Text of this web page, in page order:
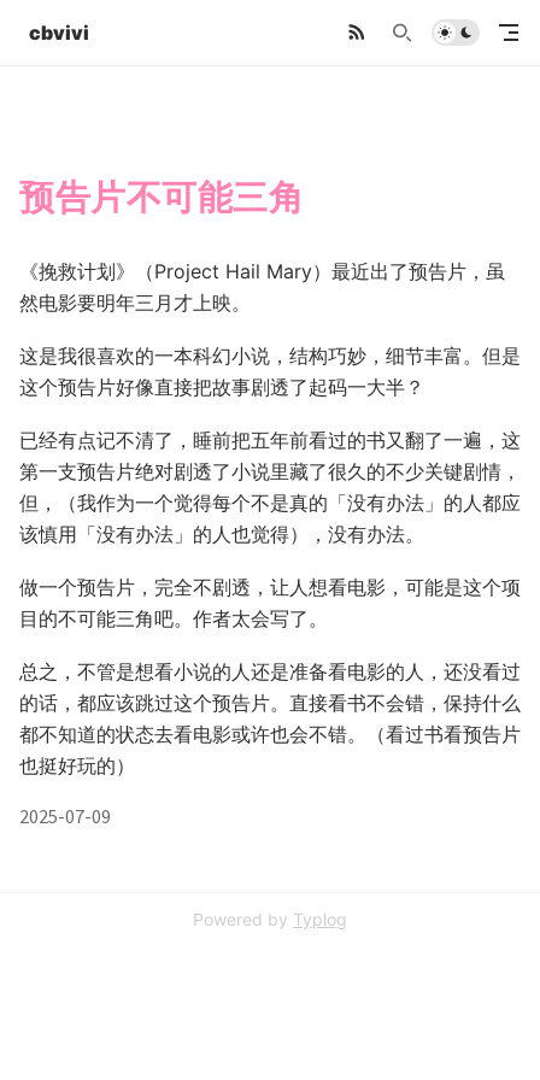
cbvivi
预告片不可能三角
《挽救计划》（Project Hail Mary）最近出了预告片，虽
然电影要明年三月才上映。
这是我很喜欢的一本科幻小说，结构巧妙，细节丰富。但是
这个预告片好像直接把故事剧透了起码一大半？
已经有点记不清了，睡前把五年前看过的书又翻了一遍，这
第一支预告片绝对剧透了小说里藏了很久的不少关键剧情，
但，（我作为一个觉得每个不是真的「没有办法」的人都应
该慎用「没有办法」的人也觉得），没有办法。
做一个预告片，完全不剧透，让人想看电影，可能是这个项
目的不可能三角吧。作者太会写了。
总之，不管是想看小说的人还是准备看电影的人，还没看过
的话，都应该跳过这个预告片。直接看书不会错，保持什么
都不知道的状态去看电影或许也会不错。（看过书看预告片
也挺好玩的）
2025-07-09
Powered by Typlog